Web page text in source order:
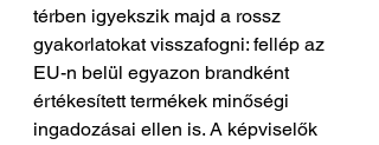
térben igyekszik majd a rossz
gyakorlatokat visszafogni: fellép az
EU-n belül egyazon brandként
értékesített termékek minőségi
ingadozásai ellen is. A képviselők